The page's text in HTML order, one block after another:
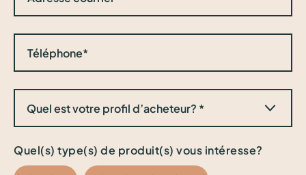
Quel(s) type(s) de produit(s) vous intéresse?